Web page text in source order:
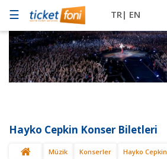
☰ TR| EN
Futbol
Basketbol
Mekanlar
Diğer
Hayko Cepkin Konser Biletleri
Müzik Konserler Hayko Cepkin